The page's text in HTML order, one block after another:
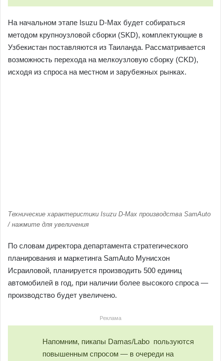
На начальном этапе Isuzu D-Max будет собираться
методом крупноузловой сборки (SKD), комплектующие в
Узбекистан поставляются из Таиланда. Рассматривается
возможность перехода на мелкоузловую сборку (CKD),
исходя из спроса на местном и зарубежных рынках.
Технические характеристики Isuzu D-Max производства SamAuto
/ нажмите для увеличения
По словам директора департамента стратегического
планирования и маркетинга SamAuto Мунисхон
Исраиловой, планируется производить 500 единиц
автомобилей в год, при наличии более высокого спроса —
производство будет увеличено.
Реклама
Напомним, пикапы Damas/Labo пользуются
повышенным спросом — в очереди на